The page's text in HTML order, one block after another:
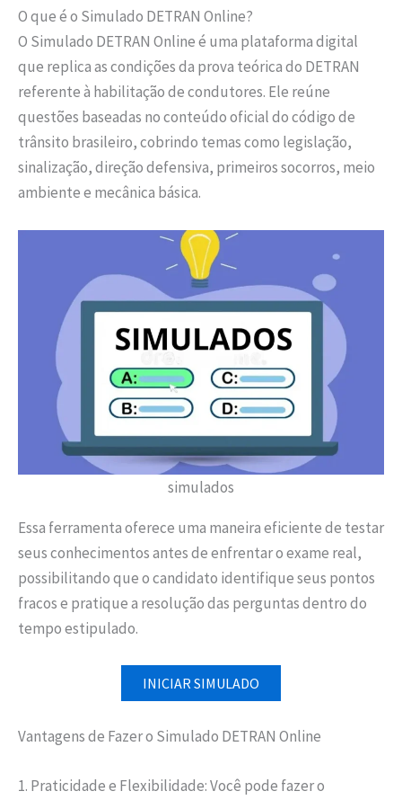
O que é o Simulado DETRAN Online?
O Simulado DETRAN Online é uma plataforma digital
que replica as condições da prova teórica do DETRAN
referente à habilitação de condutores. Ele reúne
questões baseadas no conteúdo oficial do código de
trânsito brasileiro, cobrindo temas como legislação,
sinalização, direção defensiva, primeiros socorros, meio
ambiente e mecânica básica.
simulados
Essa ferramenta oferece uma maneira eficiente de testar
seus conhecimentos antes de enfrentar o exame real,
possibilitando que o candidato identifique seus pontos
fracos e pratique a resolução das perguntas dentro do
tempo estipulado.
INICIAR SIMULADO
Vantagens de Fazer o Simulado DETRAN Online
1. Praticidade e Flexibilidade: Você pode fazer o